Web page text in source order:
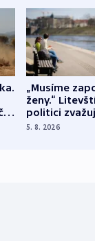
z
„Musíme
ženy.“
politici
dohodu o
5. 8. 2026